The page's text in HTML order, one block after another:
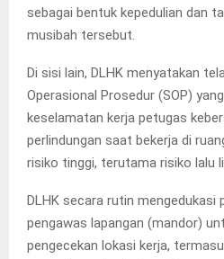
sebagai bentuk kepedulian dan
musibah tersebut.
Di sisi lain, DLHK menyatakan
Operasional Prosedur (SOP)
keselamatan kerja petugas
perlindungan saat bekerja di
risiko tinggi, terutama risiko lalu
DLHK secara rutin mengedukasi
pengawas lapangan (mandor)
pengecekan lokasi kerja,